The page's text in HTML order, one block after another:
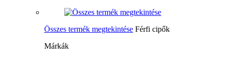
Összes termék megtekintése Férfi cipők
Márkák